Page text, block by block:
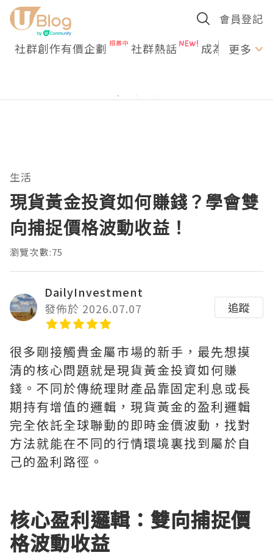
會員登記
社群創作有價企劃 社群熱話 成為U更多
生活
現貨黃金投資如何賺錢？學會雙
向捕捉價格波動收益！
瀏覽次數:75
DailyInvestment
發佈於 2026.07.07
追蹤
很多剛接觸貴金屬市場的新手，最先想摸
清的核心問題就是現貨黃金投資如何賺
錢。不同於傳統理財產品靠固定利息或長
期持有增值的邏輯，現貨黃金的盈利邏輯
完全依託全球聯動的即時金價波動，找對
方法就能在不同的行情環境裏找到屬於自
己的盈利路徑。
核心盈利邏輯：雙向捕捉價
格波動收益